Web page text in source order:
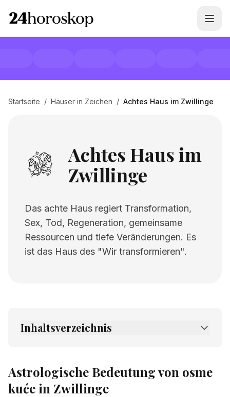
Startseite / Häuser in Zeichen / Achtes Haus im Zwillinge
Achtes Haus im
Zwillinge
Das achte Haus regiert Transformation,
Sex, Tod, Regeneration, gemeinsame
Ressourcen und tiefe Veränderungen. Es
ist das Haus des "Wir transformieren".
Inhaltsverzeichnis
2. Verwandte Seiten
Astrologische Bedeutung von osme
kuće in Zwillinge